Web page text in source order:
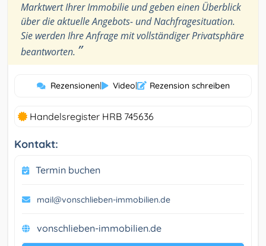
Marktwert Ihrer Immobilie und geben einen Überblick
über die aktuelle Angebots- und Nachfragesituation.
Sie werden Ihre Anfrage mit vollständiger Privatsphäre
beantworten. ”
Rezensionen| Video| Rezension schreiben
Handelsregister HRB 745636
Kontakt:
Termin buchen
mail@vonschlieben-immobilien.de
vonschlieben-immobilien.de